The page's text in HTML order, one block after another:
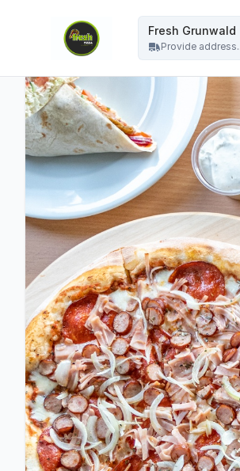
Fresh Grunwald
Provide